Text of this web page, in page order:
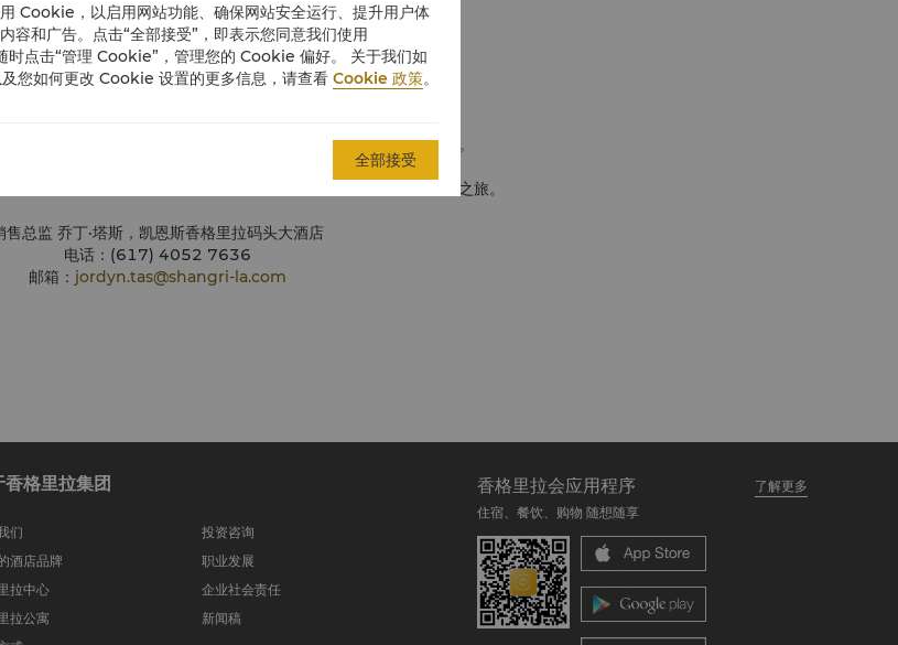
启程前往梦幻凯恩斯
体验，只为每位贵宾量身定制专属行程，让每一刻都成为独特回忆。
光，创造值得一生珍藏的旅行故事，欢迎联系乔丁，开启专属定制之旅。
售总监 乔丁·塔斯，凯恩斯香格里拉码头大酒店
电话：(617) 4052 7636
邮箱： jordyn.tas@shangri-la.com
香格里拉集团
们
酒店品牌
拉中心
拉公寓
投资咨询
职业发展
企业社会责任
新闻稿
香格里拉会应用程序
了解更多
住宿、餐饮、购物 随想随享
Cookie，以启用网站功能、确保网站安全运行、提升用户体
容和广告。点击“全部接受”，即表示您同意我们使用
点击“管理 Cookie”，管理您的 Cookie 偏好。 关于我们如
您如何更改 Cookie 设置的更多信息，请查看 Cookie 政策。
全部接受